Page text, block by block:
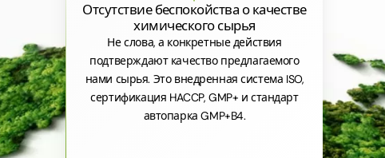
Отсутствие беспокойства о качестве
химического сырья
Не слова, а конкретные действия
подтверждают качество предлагаемого
нами сырья. Это внедренная система ISO,
сертификация HACCP, GMP+ и стандарт
автопарка GMP+B4.